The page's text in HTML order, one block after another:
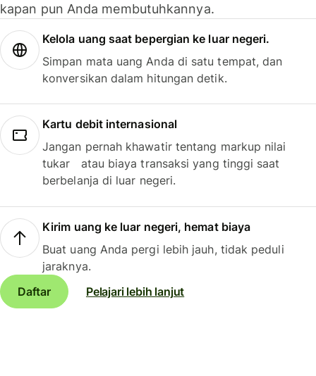
kapan pun Anda membutuhkannya.
Kelola uang saat bepergian ke luar negeri.
Simpan mata uang Anda di satu tempat, dan
konversikan dalam hitungan detik.
Kartu debit internasional
Jangan pernah khawatir tentang markup nilai
tukar atau biaya transaksi yang tinggi saat
berbelanja di luar negeri.
Kirim uang ke luar negeri, hemat biaya
Buat uang Anda pergi lebih jauh, tidak peduli
jaraknya.
Daftar
Pelajari lebih lanjut